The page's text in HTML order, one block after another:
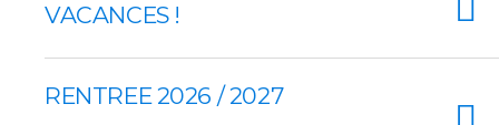
VACANCES !
RENTREE 2026 / 2027